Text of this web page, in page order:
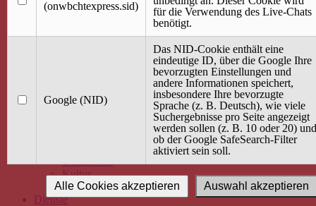
Gemeinsam aktiv
Gemeinsam unterwegs
wirFAIRändern
Angebot / Kurs suchen
Babybauch & Elternschaft
Gesundheit
Kultur
Alle Kurse
Dienste
(onwbchtexpress.sid)
für die Verwendung des Live-Chats
benötigt.
Google (NID)
Das NID-Cookie enthält eine
eindeutige ID, über die Google Ihre
bevorzugten Einstellungen und
andere Informationen speichert,
insbesondere Ihre bevorzugte
Sprache (z. B. Deutsch), wie viele
Suchergebnisse pro Seite angezeigt
werden sollen (z. B. 10 oder 20) und
ob der Google SafeSearch-Filter
aktiviert sein soll.
Auswahl akzeptieren
Alle Cookies akzeptieren